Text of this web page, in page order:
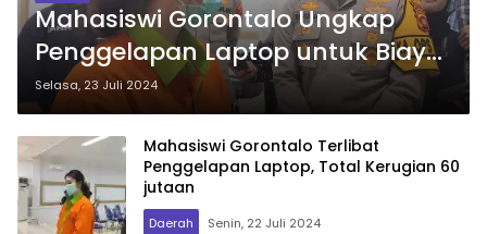
Mahasiswi Gorontalo Ungkap
Penggelapan Laptop untuk Biayai
Pacar yang Terlibat Judi Online
Selasa, 23 Juli 2024
Mahasiswi Gorontalo Terlibat
Penggelapan Laptop, Total Kerugian 60
jutaan
Daerah Senin, 22 Juli 2024